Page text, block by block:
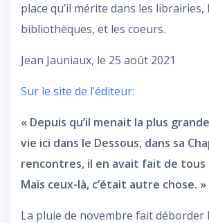
place qu’il mérite dans les librairies,
bibliothèques, et les coeurs.
Jean Jauniaux, le 25 août 2021
Sur le site de l’éditeur:
« Depuis qu’il menait la plus
vie ici dans le Dessous, dans sa
rencontres, il en avait fait de tous
Mais ceux-là, c’était autre chose. »
La pluie de novembre fait déborder